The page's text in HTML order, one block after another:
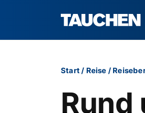
Start/ Reise /
Rund